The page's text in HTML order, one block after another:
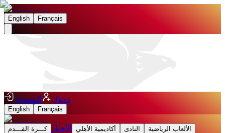
English Français
دخول التسجيل
English Français
كـــرة القـــدم الأخبار أكاديمية الأهلي النادى
الألعاب الرياضية